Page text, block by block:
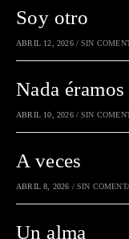
Soy otro
ABRIL 12, 2026 / SIN
Nada éramos
ABRIL 10, 2026 / SIN
A veces
ABRIL 8, 2026 / SIN
Un alma